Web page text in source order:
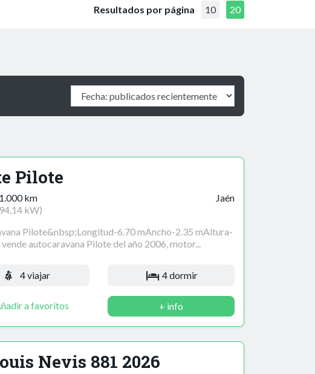
Resultados por página 10 20
Pilote
km
kW)
Jaén
Pilote&nbsp;Longitud-6.70 mAncho-2.35 mAltura-
vende autocaravana Pilote del año 2006, motor...
4 viajar 4 dormir
a favoritos + info
Nevis 881 2026